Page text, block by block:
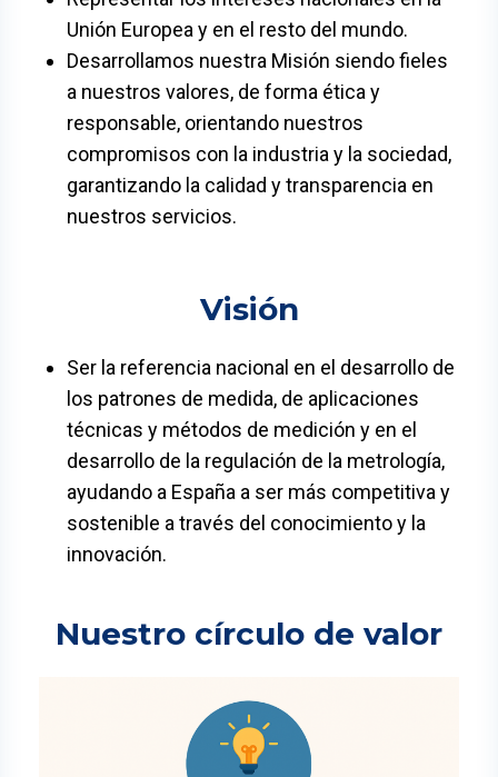
Unión Europea y en el resto del mundo.
Desarrollamos nuestra Misión siendo fieles
a nuestros valores, de forma ética y
responsable, orientando nuestros
compromisos con la industria y la sociedad,
garantizando la calidad y transparencia en
nuestros servicios.
Visión
Ser la referencia nacional en el desarrollo de
los patrones de medida, de aplicaciones
técnicas y métodos de medición y en el
desarrollo de la regulación de la metrología,
ayudando a España a ser más competitiva y
sostenible a través del conocimiento y la
innovación.
Nuestro círculo de valor